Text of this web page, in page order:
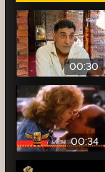
00:30
00:34